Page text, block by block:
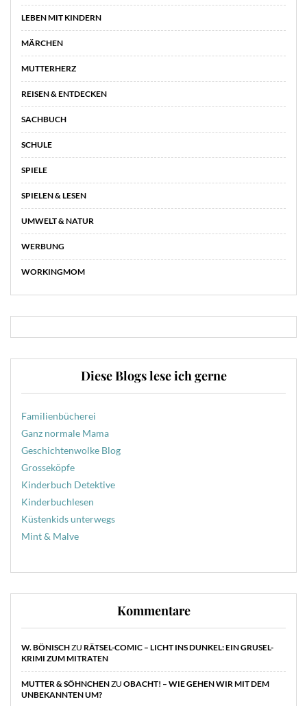
LEBEN MIT KINDERN
MÄRCHEN
MUTTERHERZ
REISEN & ENTDECKEN
SACHBUCH
SCHULE
SPIELE
SPIELEN & LESEN
UMWELT & NATUR
WERBUNG
WORKINGMOM
Diese Blogs lese ich gerne
Familienbücherei
Ganz normale Mama
Geschichtenwolke Blog
Grosseköpfe
Kinderbuch Detektive
Kinderbuchlesen
Küstenkids unterwegs
Mint & Malve
Kommentare
W. BÖNISCHZU RÄTSEL-COMIC – LICHT INS DUNKEL: EIN GRUSEL-
KRIMI ZUM MITRATEN
MUTTER & SÖHNCHENZU OBACHT! – WIE GEHEN WIR MIT DEM
UNBEKANNTEN UM?